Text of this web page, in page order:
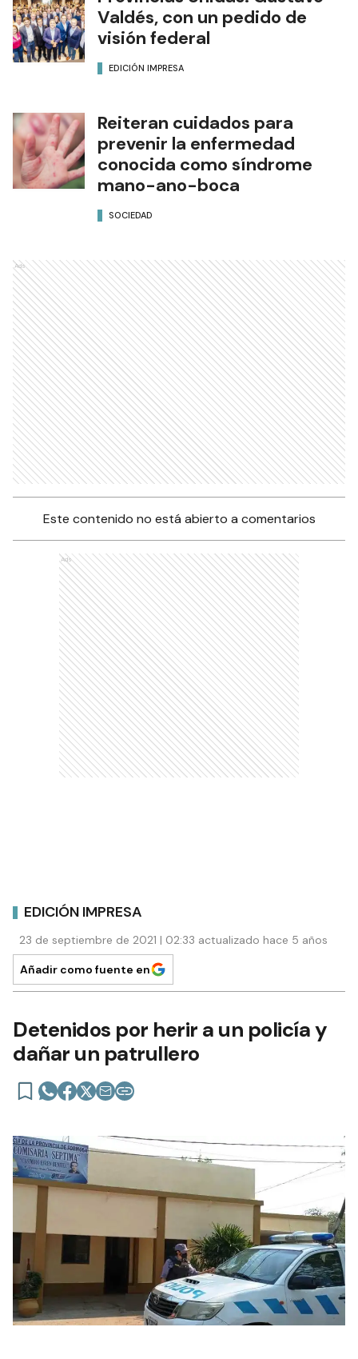
Valdés, con un pedido de
visión federal
EDICIÓN IMPRESA
Reiteran cuidados para
prevenir la enfermedad
conocida como síndrome
mano-ano-boca
SOCIEDAD
Ads
Este contenido no está abierto a comentarios
Ads
EDICIÓN IMPRESA
23 de septiembre de 2021 | 02:33 actualizado hace 5 años
Añadir como fuente en
Detenidos por herir a un policía y
dañar un patrullero